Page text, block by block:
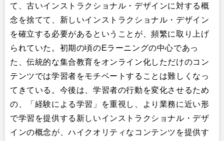
て、古いインストラクショナル・デザインに対する概
念を捨てて、新しいインストラクショナル・デザイン
を確立する必要があるということが、頻繁に取り上げ
られていた。初期の頃のEラーニングの中心であっ
た、伝統的な集合教育をオンライン化しただけのコン
テンツでは学習者をモチベートすることは難しくなっ
てきている。今後は、学習者の行動を変化させるため
の、「経験による学習」を重視し、より業務に近い形
で学習を提供する新しいインストラクショナル・デザ
インの概念が、ハイクオリティなコンテンツを提供す